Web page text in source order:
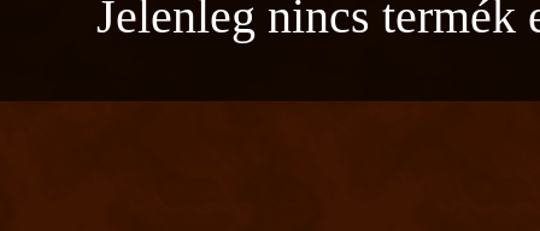
Jelenleg nincs termék